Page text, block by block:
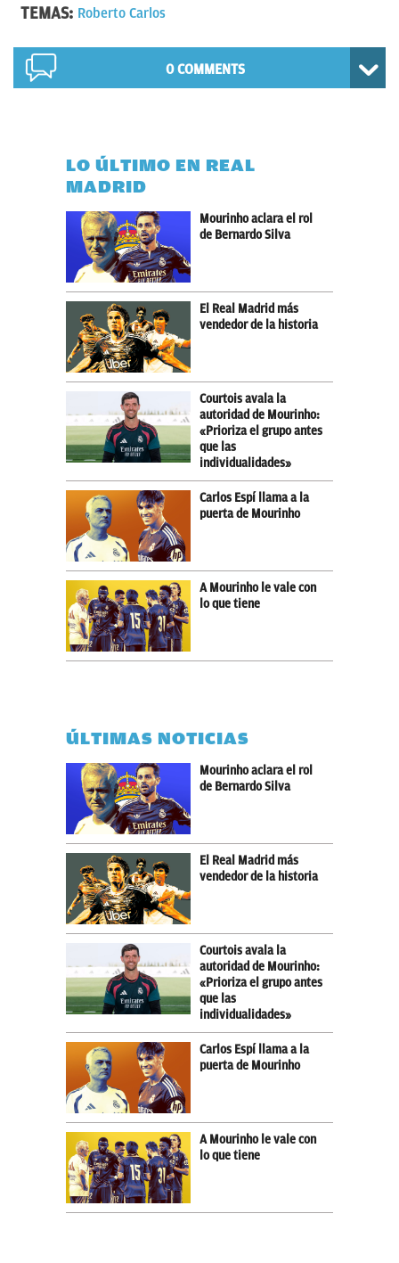
TEMAS: Roberto Carlos
0 COMMENTS
LO ÚLTIMO EN REAL
MADRID
Mourinho aclara el rol
de Bernardo Silva
El Real Madrid más
vendedor de la historia
Courtois avala la
autoridad de Mourinho:
«Prioriza el grupo antes
que las
individualidades»
Carlos Espí llama a la
puerta de Mourinho
A Mourinho le vale con
lo que tiene
ÚLTIMAS NOTICIAS
Mourinho aclara el rol
de Bernardo Silva
El Real Madrid más
vendedor de la historia
Courtois avala la
autoridad de Mourinho:
«Prioriza el grupo antes
que las
individualidades»
Carlos Espí llama a la
puerta de Mourinho
A Mourinho le vale con
lo que tiene